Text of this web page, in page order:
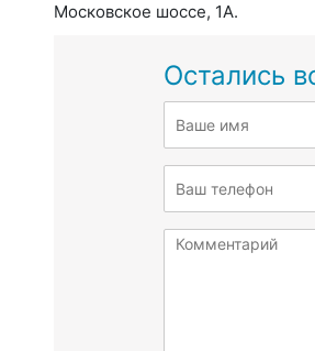
Московское шоссе, 1А.
Остались